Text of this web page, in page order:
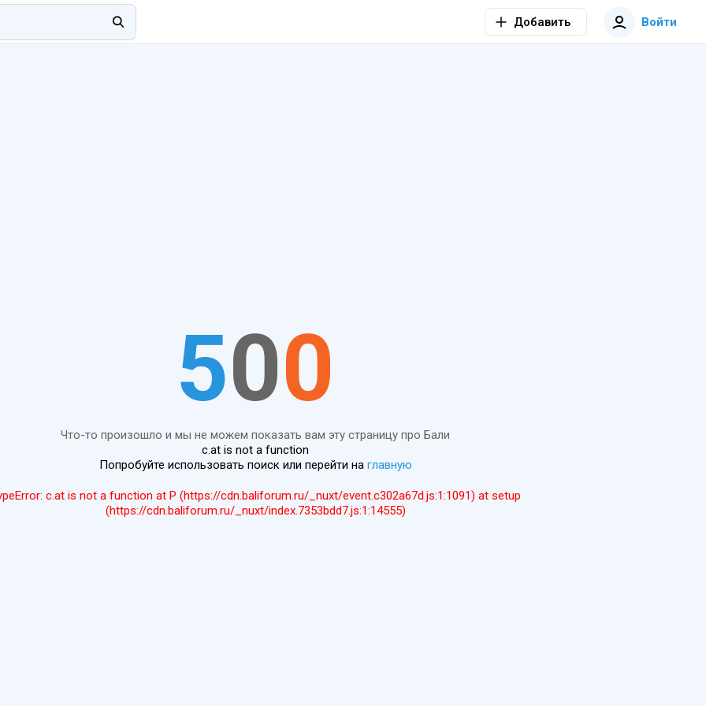
Добавить Войти
500
Что-то произошло и мы не можем показать вам эту страницу про Бали
c.at is not a function
Попробуйте использовать поиск или перейти на главную
c.at is not a function at P (https://cdn.baliforum.ru/_nuxt/event.c302a67d.js:1:1091) at setup
(https://cdn.baliforum.ru/_nuxt/index.7353bdd7.js:1:14555)